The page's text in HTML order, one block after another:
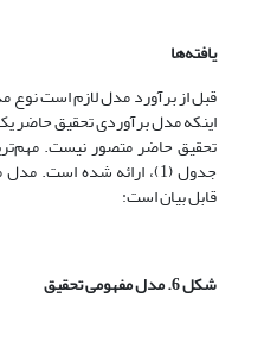
یافته‌ها
قبل از برآورد مدل لازم است نوع
اینکه مدل برآوردی تحقیق حاضر
تحقیق حاضر متصور نیست.
جدول (1)، ارائه شده
قابل بیان است:
شکل 6. مدل مفهومی تحقیق